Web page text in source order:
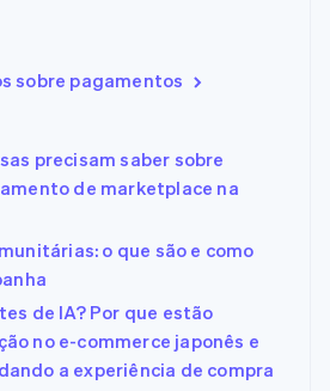
sobre pagamentos
precisam saber sobre
de marketplace na
o que são e como
de IA? Por que estão
no e-commerce japonês e
a experiência de compra
文